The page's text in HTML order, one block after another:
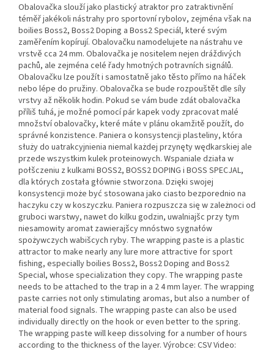
Obalovačka slouží jako plastický atraktor pro zatraktivnění
téměř jakékoli nástrahy pro sportovní rybolov, zejména však na
boilies Boss2, Boss2 Doping a Boss2 Speciál, které svým
zaměřením kopírují. Obalovačku namodelujete na nástrahu ve
vrstvě cca 24 mm. Obalovačka je nositelem nejen dráždivých
pachů, ale zejména celé řady hmotných potravních signálů.
Obalovačku lze použít i samostatně jako těsto přímo na háček
nebo lépe do pružiny. Obalovačka se bude rozpouštět dle síly
vrstvy až několik hodin. Pokud se vám bude zdát obalovačka
příliš tuhá, je možné pomocí pár kapek vody zpracovat malé
množství obalovačky, které máte v plánu okamžitě použít, do
správné konzistence. Paniera o konsystencji plasteliny, która
służy do uatrakcyjnienia niemal każdej przynęty wędkarskiej ale
przede wszystkim kulek proteinowych. Wspaniale działa w
połšczeniu z kulkami BOSS2, BOSS2 DOPING i BOSS SPECJAL,
dla których została głównie stworzona. Dzięki swojej
konsystencji może być stosowana jako ciasto bezporednio na
haczyku czy w koszyczku. Paniera rozpuszcza się w zależnoci od
gruboci warstwy, nawet do kilku godzin, uwalniajšc przy tym
niesamowity aromat zawierajšcy mnóstwo sygnałów
spożywczych wabišcych ryby. The wrapping paste is a plastic
attractor to make nearly any lure more attractive for sport
fishing, especially boilies Boss2, Boss2 Doping and Boss2
Special, whose specialization they copy. The wrapping paste
needs to be attached to the trap in a 2 4 mm layer. The wrapping
paste carries not only stimulating aromas, but also a number of
material food signals. The wrapping paste can also be used
individually directly on the hook or even better to the spring.
The wrapping paste will keep dissolving for a number of hours
according to the thickness of the layer. Výrobce: CSV Video: